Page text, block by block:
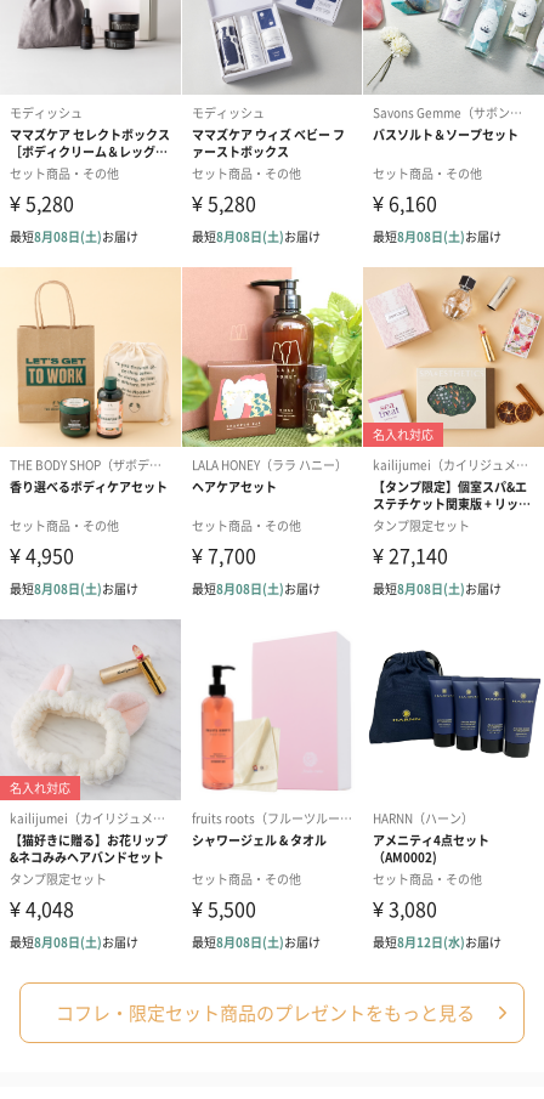
さらっとした仕上がりで、しっかりと保湿するボディ用の美容オ
イル。
ハクスリー特有の上質でボタニカルな香りを心地よく感じなが
サボテンシードオイルが肌に素早く浸透。
アウトバス時に塗れたままの肌につけることで、
水分の蒸発を防ぎ、しっとりとした滑らかな肌に導きます。
サボテンエキス・サボテンシードオイル配合
さらっとしたテクスチャーながら、しっかりと保湿してくれるサ
ボテンエキスとサボテンシードオイル（※）をメイン成分に含み
ます。
その他、ローズヒップオイル、ヒマワリ種子油、グリーンティー
シードオイル、スイートアーモンドオイルなどを含みます。
※サボテンシードオイルとは
○ 日較差50度の過酷な環境で育つ生命力
○ 1リットルのウチワサボテン種子オイルを採るために、36時間
手作業で取り出すのに100万個の種を必要とするほど、希少価値が
高いオイル
○ モロッコ王室も愛用する伝統の美容法
○ 植物が過酷な環境で自身を守るために作り出しているファイト
ケミカル（Phyto chemical）含有
○ 最大95％の水分を蓄えることができる抜群の保水力
○ 61％のリノール酸が含まれており、アルガンオイルよりも高い
保湿力と肌にスーッとなじむ軽いテクスチャーのオイル
○ オリーブオイルよりも 400倍以上高いビタミンE（トコフェロ
ール）を含んでおり、肌にハリ、ツヤを与えるエイジングケア効
果
○ 安全な「エコサート」認証のオーガニック成分
コフレ・限定セット商品のプレゼントをもっと見る